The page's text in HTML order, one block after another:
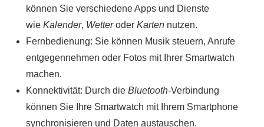
können Sie verschiedene Apps und Dienste
wie Kalender, Wetteroder Karten nutzen.
Fernbedienung: Sie können Musik steuern, Anrufe
entgegennehmen oder Fotos mit Ihrer Smartwatch
machen.
Konnektivität: Durch die Bluetooth-Verbindung
können Sie Ihre Smartwatch mit Ihrem Smartphone
synchronisieren und Daten austauschen.